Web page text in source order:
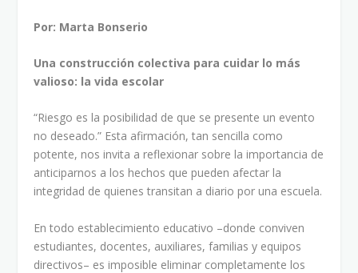
Por: Marta Bonserio
Una construcción colectiva para cuidar lo más
valioso: la vida escolar
“Riesgo es la posibilidad de que se presente un evento
no deseado.” Esta afirmación, tan sencilla como
potente, nos invita a reflexionar sobre la importancia de
anticiparnos a los hechos que pueden afectar la
integridad de quienes transitan a diario por una escuela.
En todo establecimiento educativo –donde conviven
estudiantes, docentes, auxiliares, familias y equipos
directivos– es imposible eliminar completamente los